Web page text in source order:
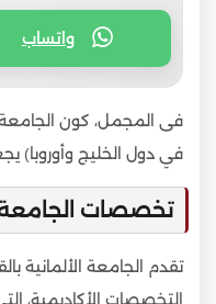
واتساب
فى المجمل، كون
في دول الخليج وأوروبا)
تخصصات الجامعة
التخصصات الأكاديمية،